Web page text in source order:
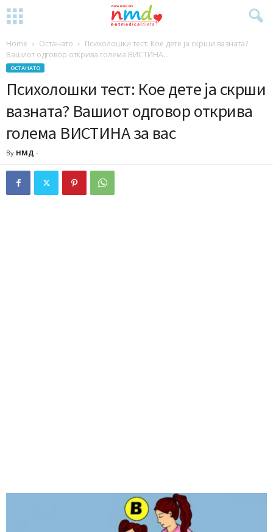
Home Останато
Психолошки тест: Кое дете ја скрши вазната?
Вашиот одговор открива голема ВИСТИНА...
ОСТАНАТО
Психолошки тест: Кое дете ја скрши
вазната? Вашиот одговор открива
голема ВИСТИНА за вас
By НМД -